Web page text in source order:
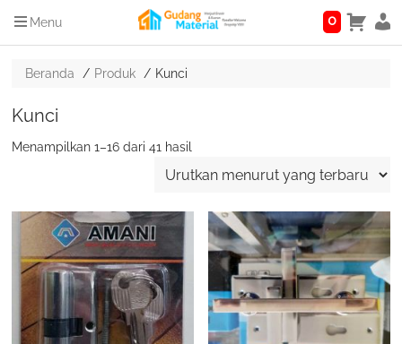
Menu 0
Beranda Produk Kunci
Kunci
Menampilkan 1–16 dari 41 hasil